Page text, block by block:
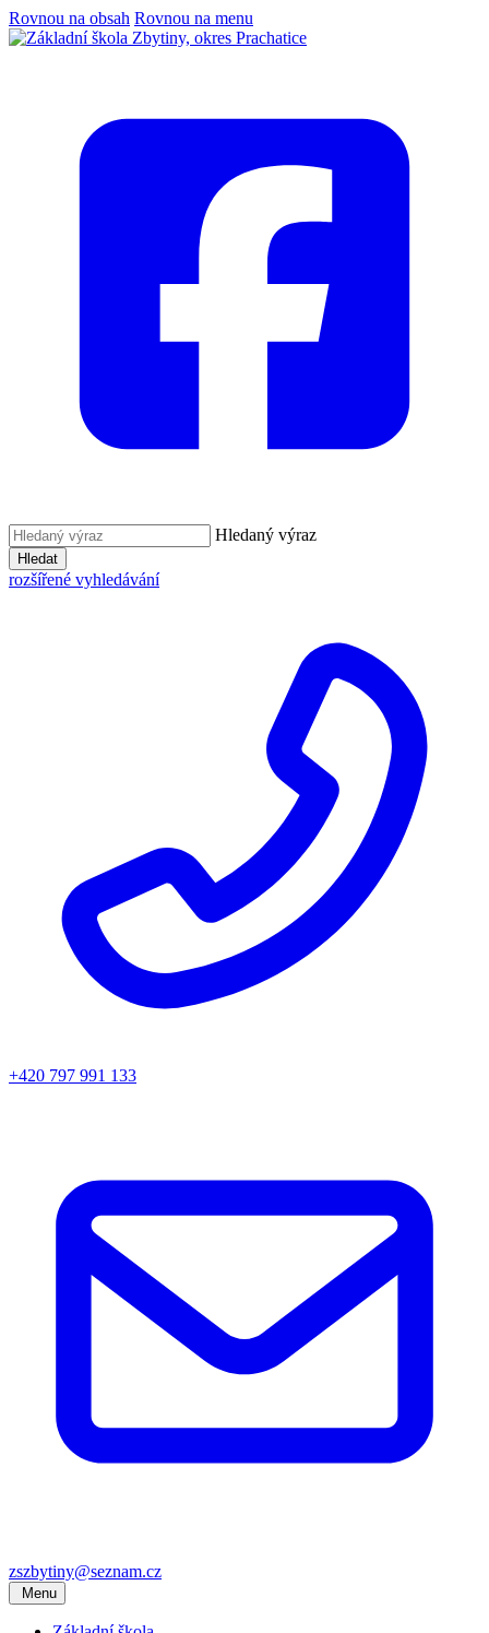
Rovnou na obsah Rovnou na menu
Hledaný výraz
Hledat
rozšířené vyhledávání
+420 797 991 133
zszbytiny@seznam.cz
Menu